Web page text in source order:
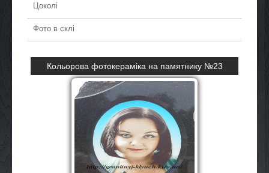
Цоколі
Фото в склі
Кольорова фотокераміка на памятнику №23